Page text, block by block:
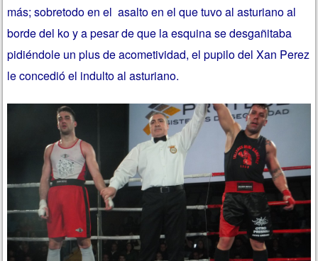
más; sobretodo en el asalto en el que tuvo al asturiano al
borde del ko y a pesar de que la esquina se desgañitaba
pidiéndole un plus de acometividad, el pupilo del Xan Perez
le concedió el indulto al asturiano.